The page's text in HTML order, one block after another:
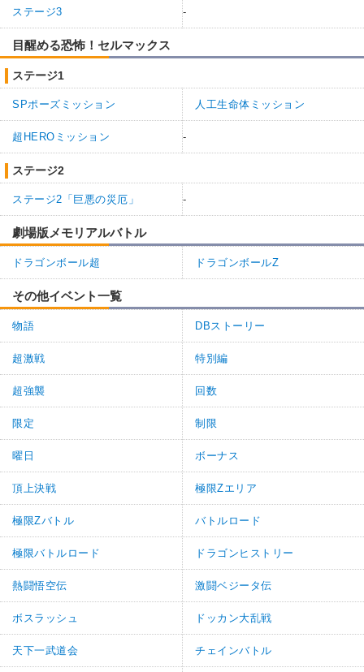
ステージ3 -
目醒める恐怖！セルマックス
ステージ1
SPポーズミッション 人工生命体ミッション
超HEROミッション -
ステージ2
ステージ2「巨悪の災厄」 -
劇場版メモリアルバトル
ドラゴンボール超 ドラゴンボールZ
その他イベント一覧
物語 DBストーリー
超激戦 特別編
超強襲 回数
限定 制限
曜日 ボーナス
頂上決戦 極限Zエリア
極限Zバトル バトルロード
極限バトルロード ドラゴンヒストリー
熱闘悟空伝 激闘ベジータ伝
ボスラッシュ ドッカン大乱戦
天下一武道会 チェインバトル